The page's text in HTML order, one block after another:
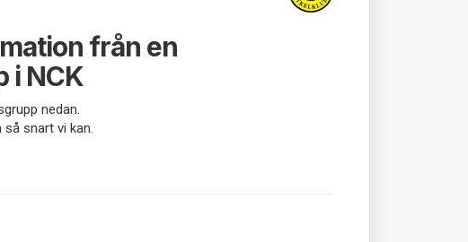
från en
i NCK
nedan.
snart vi kan.